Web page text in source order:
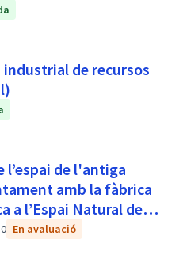
de recursos
de l'antiga
amb la fàbrica
a l’Espai Natural del
0 En avaluació